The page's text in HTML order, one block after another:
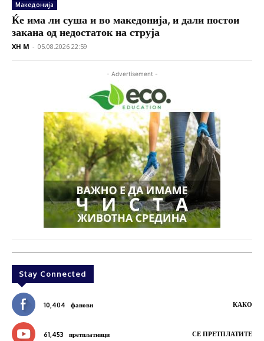
Македонија
Ќе има ли суша и во македонија, и дали постои
закана од недостаток на струја
XH M - 05.08.2026 22:59
- Advertisement -
Stay Connected
10,404 фанови КАКО
61,453 претплатници СЕ ПРЕТПЛАТИТЕ